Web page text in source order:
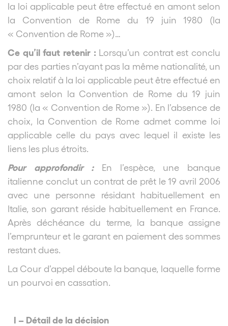
la loi applicable peut être effectué en amont selon
la Convention de Rome du 19 juin 1980 (la
« Convention de Rome »)…
Ce qu’il faut retenir : Lorsqu’un contrat est conclu
par des parties n’ayant pas la même nationalité, un
choix relatif à la loi applicable peut être effectué en
amont selon la Convention de Rome du 19 juin
1980 (la « Convention de Rome »). En l’absence de
choix, la Convention de Rome admet comme loi
applicable celle du pays avec lequel il existe les
liens les plus étroits.
Pour approfondir : En l’espèce, une banque
italienne conclut un contrat de prêt le 19 avril 2006
avec une personne résidant habituellement en
Italie, son garant réside habituellement en France.
Après déchéance du terme, la banque assigne
l’emprunteur et le garant en paiement des sommes
restant dues.
La Cour d’appel déboute la banque, laquelle forme
un pourvoi en cassation.
I – Détail de la décision